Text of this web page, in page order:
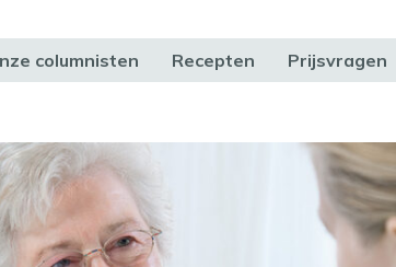
columnisten Recepten Prijsvragen